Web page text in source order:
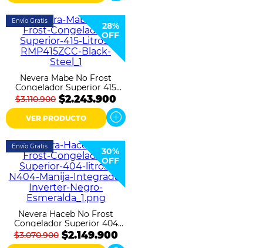
Envío Gratis
28%
OFF
Nevera Mabe No Frost
Congelador Superior 415
Litros RMP415ZCC Black
Steel
$3.110.900 $2.243.900
VER PRODUCTO
Envío Gratis
30%
OFF
Nevera Haceb No Frost
Congelador Superior 404
litros N404 Inverter Negro
Esmeralda
$3.070.900 $2.149.900